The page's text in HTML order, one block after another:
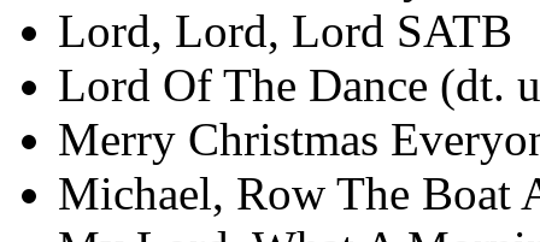
Lord, Lord, Lord SATB
Lord Of The Dance (dt.
Merry Christmas
Michael, Row The Boat